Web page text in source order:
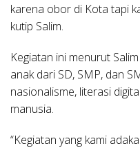
karena obor di Kota tapi
kutip Salim.
Kegiatan ini menurut
anak dari SD, SMP, dan
nasionalisme, literasi
manusia.
“Kegiatan yang kami